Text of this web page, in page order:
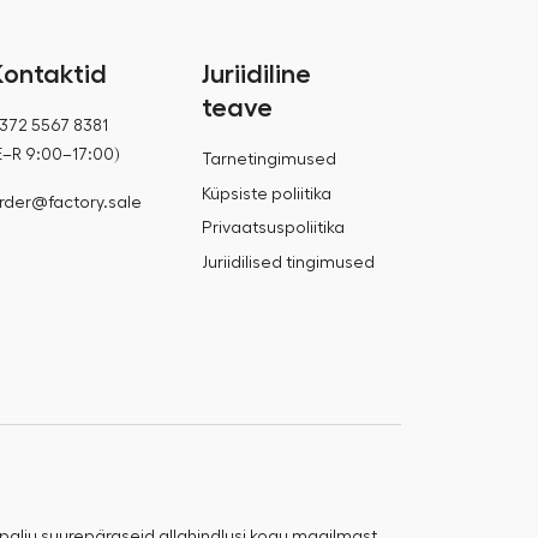
5567 8381
9:00–17:00)
Juriidiline
teave
Tarnetingimused
Küpsiste poliitika
Privaatsuspoliitika
Juriidilised tingimused